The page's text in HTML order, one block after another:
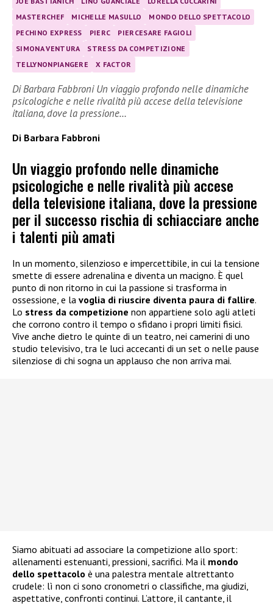
MASTERCHEF
MICHELLE MASULLO
MONDO DELLO SPETTACOLO
PECHINO EXPRESS
PIERC
PIERCESARE FAGIOLI
SIMONA VENTURA
STRESS DA COMPETIZIONE
TELLYNONPIANGERE
X FACTOR
Di Barbara Fabbroni Un viaggio profondo nelle dinamiche
psicologiche e nelle rivalità più accese della televisione
italiana, dove la pressione…
Di Barbara Fabbroni
Un viaggio profondo nelle dinamiche
psicologiche e nelle rivalità più accese
della televisione italiana, dove la pressione
per il successo rischia di schiacciare anche
i talenti più amati
In un momento, silenzioso e impercettibile, in cui la tensione
smette di essere adrenalina e diventa un macigno. È quel
punto di non ritorno in cui la passione si trasforma in
ossessione, e la voglia di riuscire diventa paura di fallire.
Lo stress da competizione non appartiene solo agli atleti
che corrono contro il tempo o sfidano i propri limiti fisici.
Vive anche dietro le quinte di un teatro, nei camerini di uno
studio televisivo, tra le luci accecanti di un set o nelle pause
silenziose di chi sogna un applauso che non arriva mai.
Siamo abituati ad associare la competizione allo sport:
allenamenti estenuanti, pressioni, sacrifici. Ma il mondo
dello spettacolo è una palestra mentale altrettanto
crudele: lì non ci sono cronometri o classifiche, ma giudizi,
aspettative, confronti continui. L’attore, il cantante, il